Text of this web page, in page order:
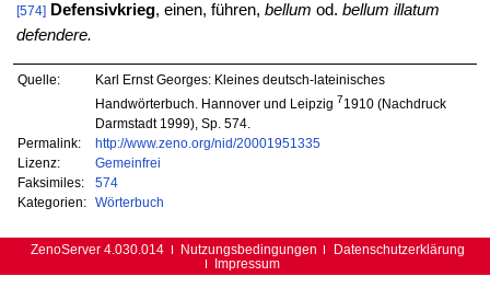
[574] Defensivkrieg, einen, führen, bellum od. bellum illatum
defendere.
Quelle:
Karl Ernst Georges: Kleines deutsch-lateinisches
Handwörterbuch. Hannover und Leipzig 71910 (Nachdruck
Darmstadt 1999), Sp. 574.
Permalink:
http://www.zeno.org/nid/20001951335
Lizenz:
Gemeinfrei
Faksimiles:
574
Kategorien:
Wörterbuch
ZenoServer 4.030.014 Nutzungsbedingungen
Datenschutzerklärung
Impressum